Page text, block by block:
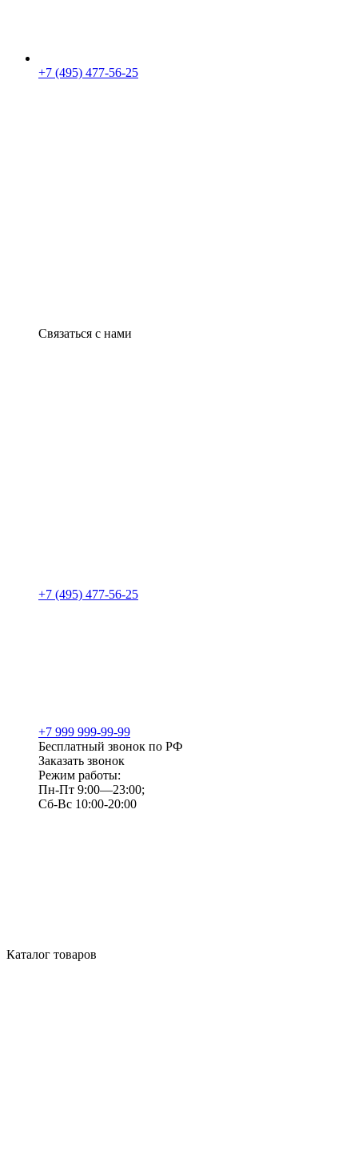
+7 (495) 477-56-25
Связаться с нами
+7 (495) 477-56-25
+7 999 999-99-99
Бесплатный звонок по РФ
Заказать звонок
Режим работы:
Пн-Пт 9:00—23:00;
Сб-Вс 10:00-20:00
Каталог товаров